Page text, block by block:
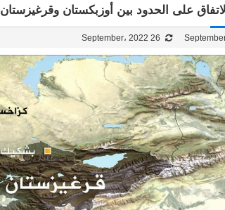
على الحدود بين أوزبكستان وقرغيزستان